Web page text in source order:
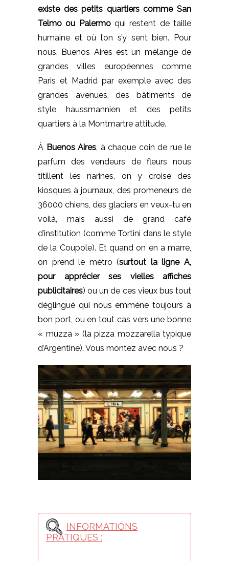
existe des petits quartiers comme San
Telmo ou Palermoqui restent de taille
humaine et où l’on s’y sent bien. Pour
nous, Buenos Aires est un mélange de
grandes villes européennes comme
Paris et Madrid par exemple avec des
grandes avenues, des bâtiments de
style haussmannien et des petits
quartiers à la Montmartre attitude.
À Buenos Aires , à chaque coin de rue le
parfum des vendeurs de fleurs nous
titillent les narines, on y croise des
kiosques à journaux, des promeneurs de
36000 chiens, des glaciers en veux-tu en
voilà, mais aussi de grand café
d’institution (comme Tortini dans le style
de la Coupole). Et quand on en a marre,
on prend le métro (surtout la ligne A,
pour apprécier ses vielles affiches
publicitaires) ou un de ces vieux bus tout
déglingué qui nous emmène toujours à
bon port, ou en tout cas vers une bonne
« muzza » (la pizza mozzarella typique
d’Argentine). Vous montez avec nous ?
INFORMATIONS
PRATIQUES :